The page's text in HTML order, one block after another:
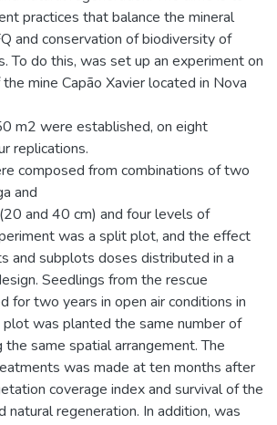
practices that balance the mineral
and conservation of biodiversity of
To do this, was set up an experiment on
mine Capão Xavier located in Nova
m2 were established, on eight
replications.
composed from combinations of two
and
and 40 cm) and four levels of
was a split plot, and the effect
and subplots doses distributed in a
Seedlings from the rescue
for two years in open air conditions in
plot was planted the same number of
same spatial arrangement. The
was made at ten months after
coverage index and survival of the
natural regeneration. In addition, was